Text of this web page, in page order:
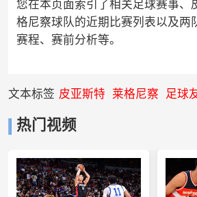
您在本页面索引了相关足球赛事、
格尼察球队的近期比赛列表以及两
赛程、赛前分析等。
文本标签 皮亚斯特 莱格尼察 足球
热门视频